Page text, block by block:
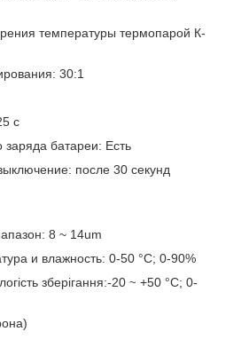
температуры термопарой К-
30:1
с
заряда батареи: Есть
после 30 секунд
8 ~ 14um
и влажность: 0-50 °С; 0-90%
зберігання:-20 ~ +50 °С; 0-